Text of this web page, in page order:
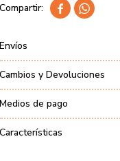
 
Envíos
Cambios y Devoluciones
Medios de pago
Características